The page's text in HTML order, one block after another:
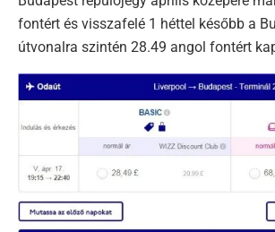
fontért és visszafelé 1 héttel később a
útvonalra szintén 28.49 angol fontért